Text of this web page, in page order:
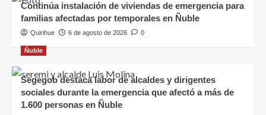
Continúa instalación de viviendas de emergencia para
familias afectadas por temporales en Ñuble
Quirihue 6 de agosto de 2026 0
Ñuble
Segegob destaca labor de alcaldes y dirigentes
sociales durante la emergencia que afectó a más de
1.600 personas en Ñuble